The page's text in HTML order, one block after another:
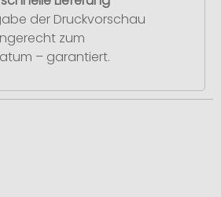
der Druckvorschau
zum
– garantiert.